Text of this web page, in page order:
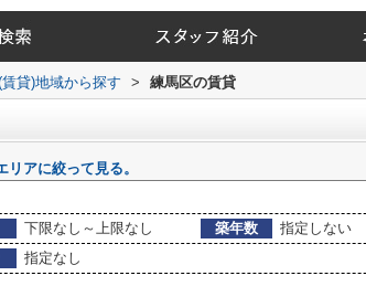
賃貸)地域から探す > 練馬区の賃貸
アに絞って見る。
下限なし～上限なし 築年数
指定しない
指定なし